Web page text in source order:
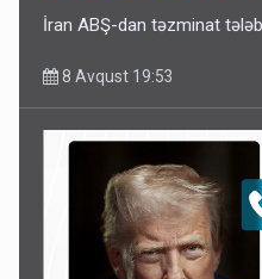
İran ABŞ-dan təzminat
8 Avqust 19:53